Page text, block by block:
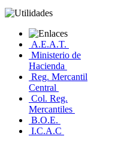
A.E.A.T.
Ministerio de
Hacienda
Reg. Mercantil
Central
Col. Reg.
Mercantiles
B.O.E.
I.C.A.C